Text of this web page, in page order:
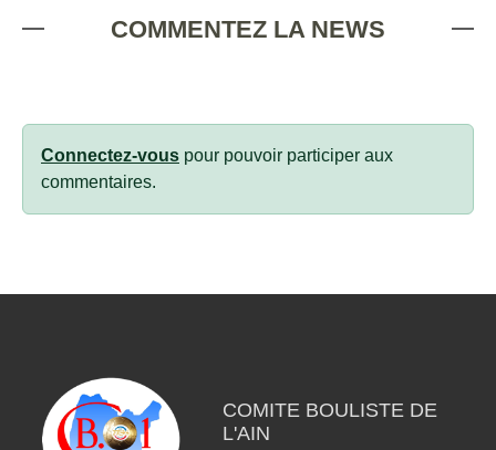
COMMENTEZ LA NEWS
Connectez-vous pour pouvoir participer aux
commentaires.
COMITE BOULISTE DE
L'AIN